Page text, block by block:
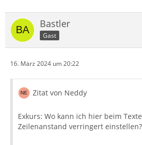
Bastler
Gast
16. März 2024 um 20:22
Zitat von Neddy
Exkurs: Wo kann ich hier beim
Zeilenanstand verringert einstellen?